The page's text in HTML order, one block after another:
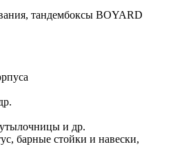
тандембоксы BOYARD
и др.
барные стойки и навески,